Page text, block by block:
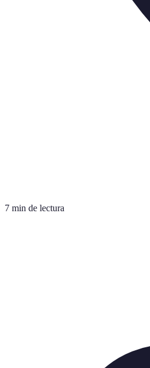
7 min de lectura